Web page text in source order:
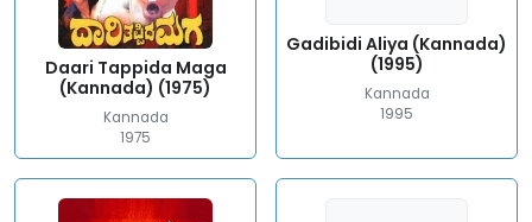
Daari Tappida Maga
(Kannada) (1975)
Kannada
1975
Gadibidi Aliya (Kannada)
(1995)
Kannada
1995